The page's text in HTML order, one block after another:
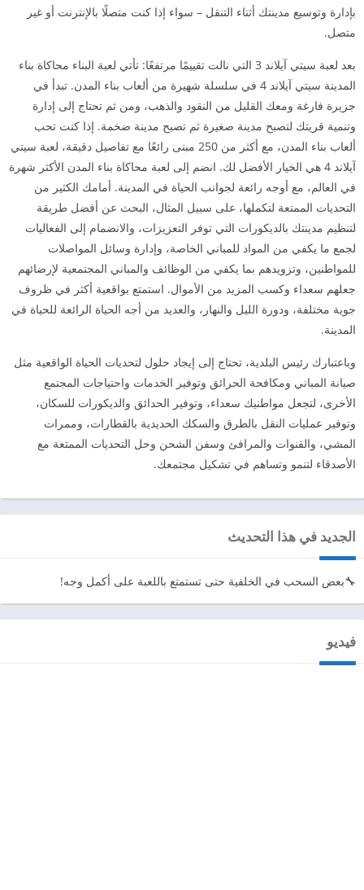
بإدارة وتوسيع مدينتك أثناء التنقل – سواء إذا كنت متصلًا بالإنترنت أو غير
متصل.
بعد لعبة سيتي آيلاند 3 التي نالت تقييمًا مرتفعًا: تأتي لعبة البناء محاكاة بناء
المدينة سيتي آيلاند 4 في سلسلة شهيرة من ألعاب بناء المدن. تبدأ في
جزيرة فارغة ومعك القليل من النقود والذهب، ومن ثم تحتاج إلى إدارة
وتنمية قريتك لتصبح مدينة صغيرة ثم تصبح مدينة ضخمة. إذا كنت تحب
ألعاب بناء المدن، مع أكثر من 250 مبنى رائعًا مع تفاصيل دقيقة، لعبة سيتي
آيلاند 4 هي الخيار الأفضل لك. انضم إلى لعبة محاكاة بناء المدن الأكثر شهرة
في العالم، مع أوجه رائعة لجوانب الحياة في المدينة. أمامك الكثير من
التحديات الممتعة لتكملها، على سبيل المثال، البحث عن أفضل طريقة
لتنظيم مدينتك بالديكورات التي توفر التعزيزات، والانضمام إلى الفعاليات
لجمع ما يكفي من المواد للمباني الخاصة، وإدارة وسائل المواصلات
للمواطنين، وتزويدهم بما يكفي من الوظائف والمباني المجتمعية لإرضائهم
جعلهم سعداء وكسب المزيد من الأموال. استمتع بواقعية أكثر في ظروف
جوية مختلفة، ودورة الليل والنهار، والعديد من أجه الحياة الرائعة للحياة في
المدينة.
وباعتبارك رئيس البلدية، تحتاج إلى إيجاد حلول لتحديات الحياة الواقعية مثل
صيانة المباني ومكافحة الحرائق وتوفير الخدمات واحتياجات المجتمع
الأخرى، لتجعل مواطنيك سعداء، وتوفير الحدائق والديكورات للسكان،
وتوفير عمليات النقل بالطرق والسكك الحديدية بالقطارات، وممرات
المشي، والقنوات والمرافئ وسفن الشحن وحل التحديات الممتعة مع
الأصدقاء لتنمو وتساهم في تشكيل مجتمعك.
الجديد في هذا التحديث
🔧بعض السحب في الخلفية حتى تستمتع باللعبة على أكمل وجه!
فيديو